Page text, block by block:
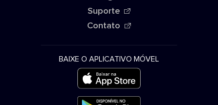
Suporte
Contato
BAIXE O APLICATIVO MÓVEL